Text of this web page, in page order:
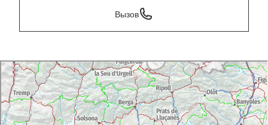
Вызов